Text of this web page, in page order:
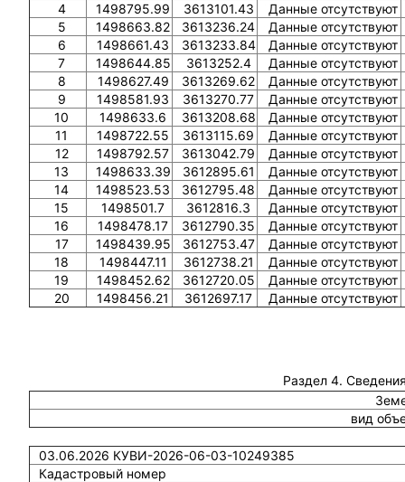
4
1498795.99 3613101.43
Данные отсутствуют
5
1498663.82 3613236.24
Данные отсутствуют
6
1498661.43 3613233.84
Данные отсутствуют
7
1498644.85 3613252.4
Данные отсутствуют
8
1498627.49 3613269.62
Данные отсутствуют
9
1498581.93 3613270.77
Данные отсутствуют
10
1498633.6 3613208.68
Данные отсутствуют
11
1498722.55 3613115.69
Данные отсутствуют
12
1498792.57 3613042.79
Данные отсутствуют
13
1498633.39 3612895.61
Данные отсутствуют
14
1498523.53 3612795.48
Данные отсутствуют
15
1498501.7 3612816.3
Данные отсутствуют
16
1498478.17 3612790.35
Данные отсутствуют
17
1498439.95 3612753.47
Данные отсутствуют
18
1498447.11 3612738.21
Данные отсутствуют
19
1498452.62 3612720.05
Данные отсутствуют
20
1498456.21 3612697.17 Данные отсутствуют
Раздел 4.
вид
03.06.2026 КУВИ-2026-06-03-10249385
Кадастровый номер